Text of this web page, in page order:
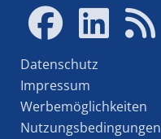
Datenschutz
Impressum
Werbemöglichkeiten
Nutzungsbedingungen